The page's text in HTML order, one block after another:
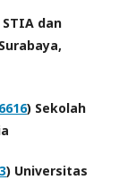
STIA dan
) Sekolah
) Universitas